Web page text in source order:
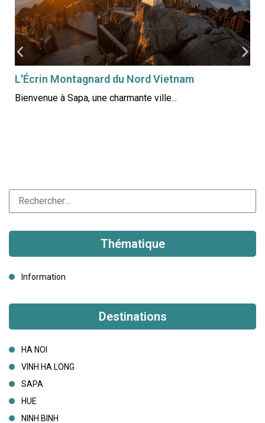
L'Écrin Montagnard du Nord Vietnam
Bienvenue à Sapa, une charmante ville...
Thématique
Information
Destinations
HA NOI
VINH HA LONG
SAPA
HUE
NINH BINH